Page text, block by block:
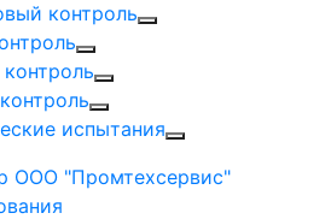
контроль
испытания
ООО "Промтехсервис"